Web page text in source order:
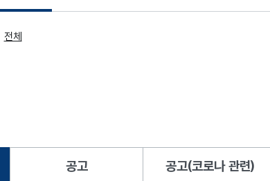
전체
공고 공고(코로나 관련)